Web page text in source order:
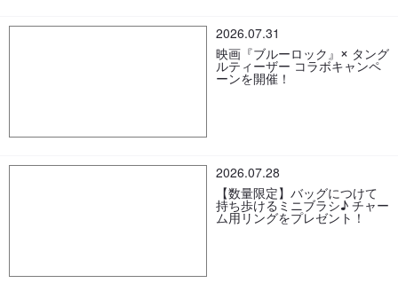
セッション切れなどについては、一切責任を負いかねますので、安定した
通信環境でのご応募をお勧めいたします。
本キャンペーンのご応募によるいかなるトラブル・損害が発生したとして
も、当社は一切責任を負わないものとします。あらかじめご了承くださ
画像（写真等）を投稿いただく場合、被写体および撮影者の許諾を得てい
に、氏名・住所・電話番号・位置情報など、個人を特定できる情報を含め
投稿内容は、第三者や他社（その他製品を含む）の誹謗・中傷や名誉を毀
損しないようご注意ください。また、公序良俗に反する内容、暴力的な表
現、犯罪行為に結びつくような投稿はお控えください。投稿内容に関連し
てトラブルや損害等が発生した場合、当社は一切の責任を負わないものと
投稿内容は、第三者に帰属する著作権、肖像権、プライバシーや当社以外
投稿内容に関わる一切の著作権は投稿された方（応募者）に帰属します
2026.07.31
映画『ブルーロック』× タング
ルティーザー コラボキャンペ
ーンを開催！
2026.07.28
【数量限定】バッグにつけて
持ち歩けるミニブラシ♪ チャー
ム用リングをプレゼント！